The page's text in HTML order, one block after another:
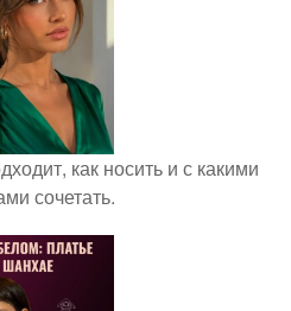
как носить и с какими
сочетать.